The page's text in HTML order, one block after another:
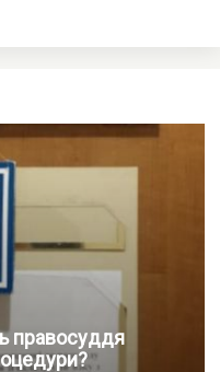
правосуддя